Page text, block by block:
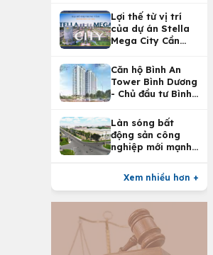
Nhà Tại
Vietcombank
Lợi thế từ vị trí
của dự án Stella
Mega City Cần
Căn hộ Bình An
Tower Bình Dương
- Chủ đầu tư Bình
Làn sóng bất
động sản công
nghiệp mới mạnh
Xem nhiều hơn +